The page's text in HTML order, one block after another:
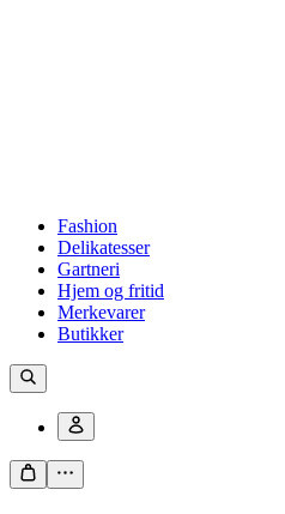
Fashion
Delikatesser
Gartneri
Hjem og fritid
Merkevarer
Butikker